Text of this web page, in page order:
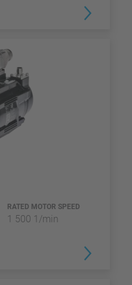
RATED MOTOR SPEED
1 500 1/min